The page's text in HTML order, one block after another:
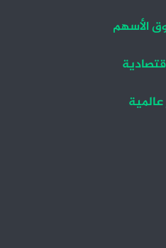
الأسهم
عالمية